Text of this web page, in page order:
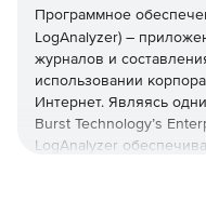
Программное
LogAnalyzer) –
журналов и
использовании
Интернет. Являясь
Burst Technology’s
LogAnalyzer